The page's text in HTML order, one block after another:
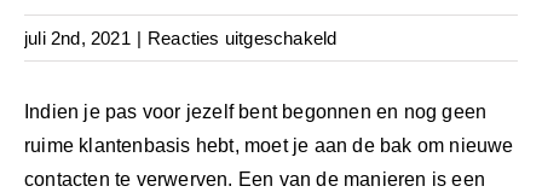
juli 2nd, 2021 | Reacties uitgeschakeldvoor
GOEDE
ACQUISITIEPARTNER
Indien je pas voor jezelf bent begonnen en nog geen
ruime klantenbasis hebt, moet je aan de bak om nieuwe
contacten te verwerven. Een van de manieren is een